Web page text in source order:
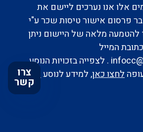
אלו אנו נערכים ליישם את
פרסום אישור טיסות שכר ע"י
מלאה של היישום ניתן
המייל
. לצפייה בזכויות הנוסע
לחצו כאן, למידע לנוסעלחצו
צרו
קשר